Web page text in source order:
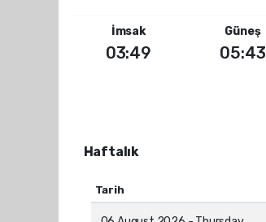
İmsak
03:49
Güneş
05:43
Haftalık
Tarih